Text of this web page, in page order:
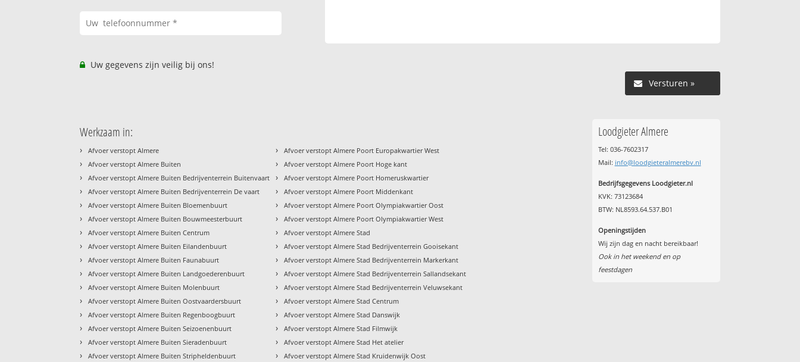
Uw gegevens zijn veilig bij ons!
Versturen »
Werkzaam in:
› Afvoer verstopt Almere
› Afvoer verstopt Almere Buiten
› Afvoer verstopt Almere Buiten Bedrijventerrein Buitenvaart
› Afvoer verstopt Almere Buiten Bedrijventerrein De vaart
› Afvoer verstopt Almere Buiten Bloemenbuurt
› Afvoer verstopt Almere Buiten Bouwmeesterbuurt
› Afvoer verstopt Almere Buiten Centrum
› Afvoer verstopt Almere Buiten Eilandenbuurt
› Afvoer verstopt Almere Buiten Faunabuurt
› Afvoer verstopt Almere Buiten Landgoederenbuurt
› Afvoer verstopt Almere Buiten Molenbuurt
› Afvoer verstopt Almere Buiten Oostvaardersbuurt
› Afvoer verstopt Almere Buiten Regenboogbuurt
› Afvoer verstopt Almere Buiten Seizoenenbuurt
› Afvoer verstopt Almere Buiten Sieradenbuurt
› Afvoer verstopt Almere Buiten Stripheldenbuurt
› Afvoer verstopt Almere Poort Europakwartier West
› Afvoer verstopt Almere Poort Hoge kant
› Afvoer verstopt Almere Poort Homeruskwartier
› Afvoer verstopt Almere Poort Middenkant
› Afvoer verstopt Almere Poort Olympiakwartier Oost
› Afvoer verstopt Almere Poort Olympiakwartier West
› Afvoer verstopt Almere Stad
› Afvoer verstopt Almere Stad Bedrijventerrein Gooisekant
› Afvoer verstopt Almere Stad Bedrijventerrein Markerkant
› Afvoer verstopt Almere Stad Bedrijventerrein Sallandsekant
› Afvoer verstopt Almere Stad Bedrijventerrein Veluwsekant
› Afvoer verstopt Almere Stad Centrum
› Afvoer verstopt Almere Stad Danswijk
› Afvoer verstopt Almere Stad Filmwijk
› Afvoer verstopt Almere Stad Het atelier
› Afvoer verstopt Almere Stad Kruidenwijk Oost
Loodgieter Almere
Tel: 036-7602317
Mail: info@loodgieteralmerebv.nl
Bedrijfsgegevens Loodgieter.nl
KVK: 73123684
BTW: NL8593.64.537.B01
Openingstijden
Wij zijn dag en nacht bereikbaar!
Ook in het weekend en op
feestdagen